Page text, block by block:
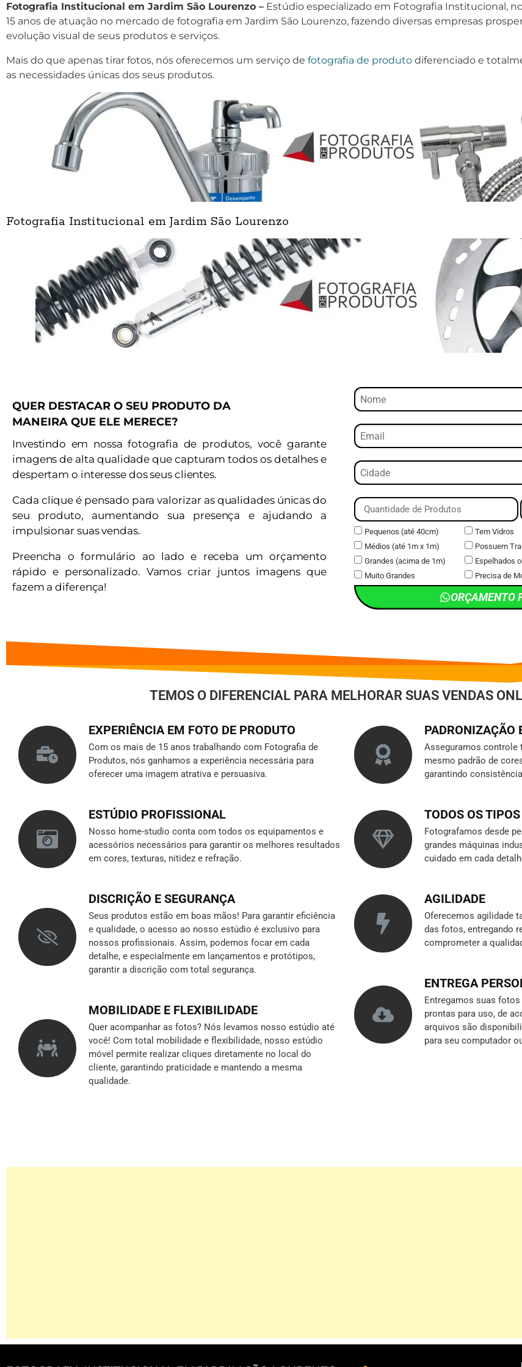
Fotografia Institucional em Jardim São Lourenzo – Estúdio especializado em Fotografia Institucional,
15 anos de atuação no mercado de fotografia em Jardim São Lourenzo, fazendo diversas empresas
evolução visual de seus produtos e serviços.
Mais do que apenas tirar fotos, nós oferecemos um serviço de fotografia de produto diferenciado e
as necessidades únicas dos seus produtos.
Fotografia Institucional em Jardim São Lourenzo
QUER DESTACAR O SEU PRODUTO DA
MANEIRA QUE ELE MERECE?
Investindo em nossa fotografia de produtos, você garante
imagens de alta qualidade que capturam todos os detalhes e
despertam o interesse dos seus clientes.
Cada clique é pensado para valorizar as qualidades únicas do
seu produto, aumentando sua presença e ajudando a
impulsionar suas vendas.
Preencha o formulário ao lado e receba um orçamento
rápido e personalizado. Vamos criar juntos imagens que
fazem a diferença!
Pequenos (até 40cm)
Médios (até 1m x 1m)
Grandes (acima de 1m)
Muito Grandes
Tem Vidros
Possuem
Espelhados
Precisa de
ORÇAMENTO
TEMOS O DIFERENCIAL PARA MELHORAR SUAS VENDAS
EXPERIÊNCIA EM FOTO DE PRODUTO
Com os mais de 15 anos trabalhando com Fotografia de
Produtos, nós ganhamos a experiência necessária para
oferecer uma imagem atrativa e persuasiva.
ESTÚDIO PROFISSIONAL
Nosso home-studio conta com todos os equipamentos e
acessórios necessários para garantir os melhores resultados
em cores, texturas, nitidez e refração.
DISCRIÇÃO E SEGURANÇA
Seus produtos estão em boas mãos! Para garantir eficiência
e qualidade, o acesso ao nosso estúdio é exclusivo para
nossos profissionais. Assim, podemos focar em cada
detalhe, e especialmente em lançamentos e protótipos,
garantir a discrição com total segurança.
MOBILIDADE E FLEXIBILIDADE
Quer acompanhar as fotos? Nós levamos nosso estúdio até
você! Com total mobilidade e flexibilidade, nosso estúdio
móvel permite realizar cliques diretamente no local do
cliente, garantindo praticidade e mantendo a mesma
qualidade.
PADRONIZAÇÃO
Asseguramos controle
mesmo padrão de
garantindo
TODOS OS
Fotografamos desde
grandes máquinas
cuidado em cada
AGILIDADE
Oferecemos agilidade
das fotos, entregando
comprometer a
ENTREGA
Entregamos suas
prontas para uso, de
arquivos são
para seu computador